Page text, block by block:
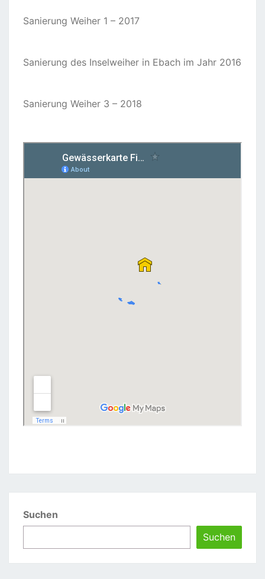
Sanierung Weiher 1 – 2017
Sanierung des Inselweiher in Ebach im Jahr 2016
Sanierung Weiher 3 – 2018
Suchen
Suchen